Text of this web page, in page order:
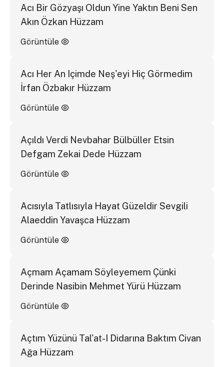
Acı Bir Gözyaşı Oldun Yine Yaktın Beni Sen
Akın Özkan Hüzzam
Görüntüle
Acı Her An Içimde Neş'eyi Hiç Görmedim
İrfan Özbakır Hüzzam
Görüntüle
Açıldı Verdi Nevbahar Bülbüller Etsin
Defgam Zekai Dede Hüzzam
Görüntüle
Acısıyla Tatlısıyla Hayat Güzeldir Sevgili
Alaeddin Yavaşca Hüzzam
Görüntüle
Açmam Açamam Söyleyemem Çünki
Derinde Nasibin Mehmet Yürü Hüzzam
Görüntüle
Açtım Yüzünü Tal'at-I Didarına Baktım Civan
Ağa Hüzzam